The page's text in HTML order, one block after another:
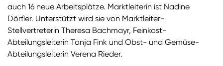
auch 16 neue Arbeitsplätze. Marktleiterin ist Nadine
Dörfler. Unterstützt wird sie von Marktleiter-
Stellvertreterin Theresa Bachmayr, Feinkost-
Abteilungsleiterin Tanja Fink und Obst- und Gemüse-
Abteilungsleiterin Verena Rieder.